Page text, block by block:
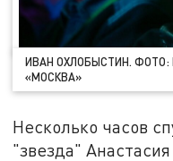
ИВАН ОХЛОБЫСТИН. ФОТО:
«МОСКВА»
Несколько часов
"звезда"